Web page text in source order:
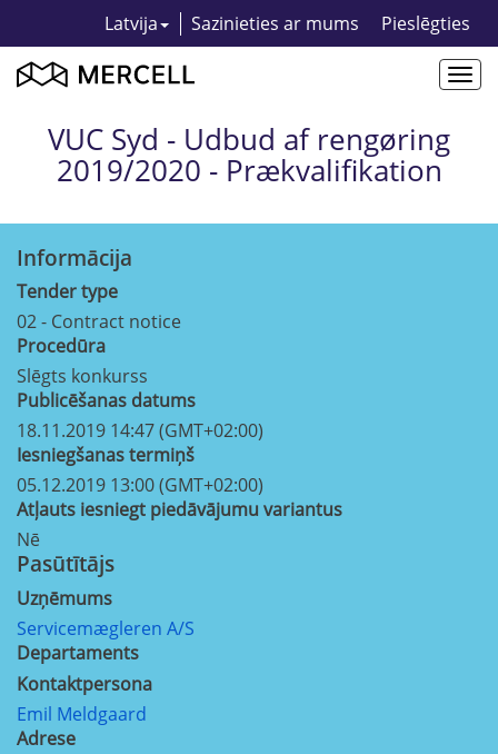
Latvija Sazinieties ar mums Pieslēgties
VUC Syd - Udbud af rengøring
2019/2020 - Prækvalifikation
Informācija
Tender type
02 - Contract notice
Procedūra
Slēgts konkurss
Publicēšanas datums
18.11.2019 14:47 (GMT+02:00)
Iesniegšanas termiņš
05.12.2019 13:00 (GMT+02:00)
Atļauts iesniegt piedāvājumu variantus
Nē
Pasūtītājs
Uzņēmums
Servicemægleren A/S
Departaments
Kontaktpersona
Emil Meldgaard
Adrese